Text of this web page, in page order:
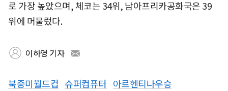
로 가장 높았으며, 체코는 34위, 남아프리카공화국은 39
위에 머물렀다.
이하영 기자
북중미월드컵 슈퍼컴퓨터 아르헨티나우승